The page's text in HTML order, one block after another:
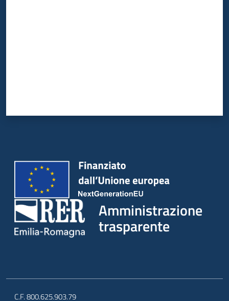
Amministrazione
trasparente
C.F. 800.625.903.79